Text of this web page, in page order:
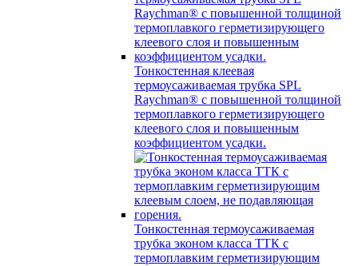
Тонкостенная клеевая
термоусаживаемая трубка SPL
Raychman® с повышенной толщиной
термоплавкого герметизирующего
клеевого слоя и повышенным
коэффициентом усадки.
Тонкостенная термоусаживаемая
трубка эконом класса ТТК с
термоплавким герметизирующим